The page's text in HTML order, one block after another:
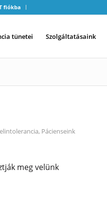
fiókba
tünetei Szolgáltatásaink
, Pácienseink
meg velünk